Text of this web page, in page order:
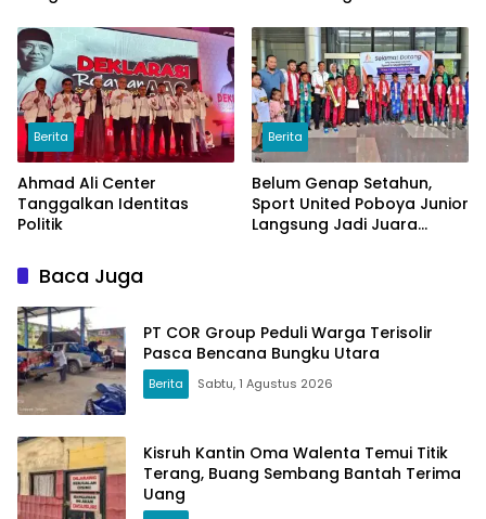
Berita
Ahmad Ali Center
Tanggalkan Identitas
Politik
Berita
Belum Genap Setahun,
Sport United Poboya Junior
Langsung Jadi Juara
Baca Juga
PT COR Group Peduli Warga Terisolir
Pasca Bencana Bungku Utara
Berita Sabtu, 1 Agustus 2026
Kisruh Kantin Oma Walenta Temui Titik
Terang, Buang Sembang Bantah Terima
Uang